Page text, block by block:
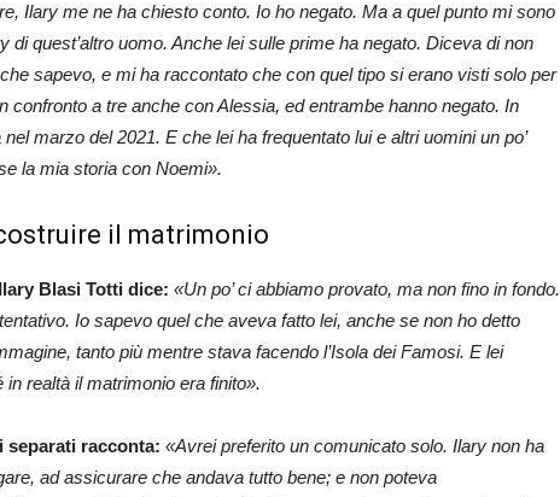
Ilary me ne ha chiesto conto. Io ho negato. Ma a quel punto mi sono
di quest’altro uomo. Anche lei sulle prime ha negato. Diceva di non
sapevo, e mi ha raccontato che con quel tipo si erano visti solo per
confronto a tre anche con Alessia, ed entrambe hanno negato. In
marzo del 2021. E che lei ha frequentato lui e altri uomini un po’
la mia storia con Noemi».
il matrimonio
Blasi Totti dice: «Un po’ ci abbiamo provato, ma non fino in fondo.
Io sapevo quel che aveva fatto lei, anche se non ho detto
tanto più mentre stava facendo l’Isola dei Famosi. E lei
realtà il matrimonio era finito».
separati racconta: «Avrei preferito un comunicato solo. Ilary non ha
ad assicurare che andava tutto bene; e non poteva